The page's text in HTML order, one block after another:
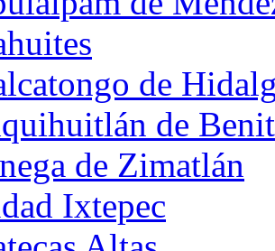
de
de
de Zimatlán
Ixtepec